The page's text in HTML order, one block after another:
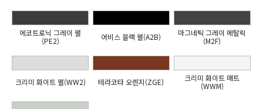
에코트로닉 그레이 펄
(PE2)
어비스 블랙 펄(A2B)
마그네틱 그레이 메탈릭
(M2F)
크리미 화이트 펄(WW2) 테라코타 오렌지(ZGE)
크리미 화이트 매트
(WWM)